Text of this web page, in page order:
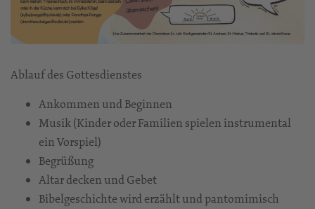
Ablauf des Gottesdienstes
Ankommen und Beginnen
Musik (Kinder oder Familien spielen instrumental
ein Vorspiel)
Begrüßung
Altar decken und Gebet
Bibelgeschichte wird erzählt und pantomimisch